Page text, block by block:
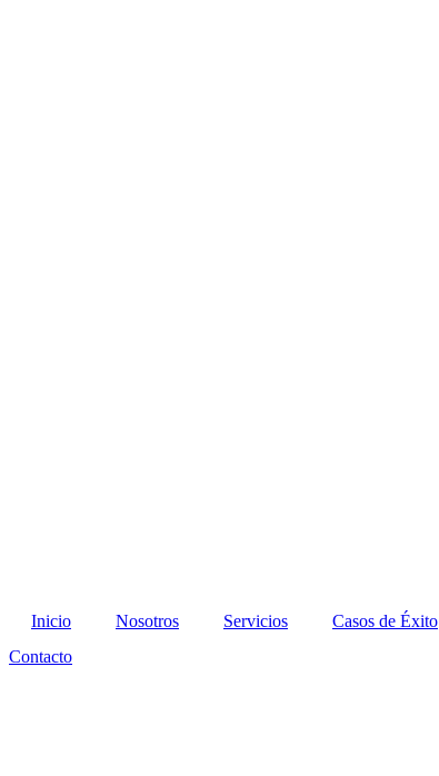
Inicio Nosotros Servicios Casos de Éxito
Contacto